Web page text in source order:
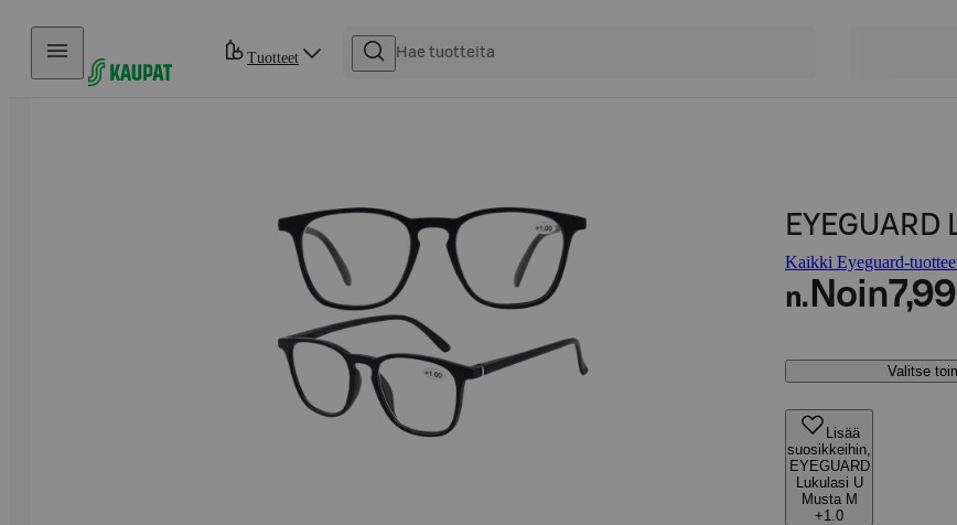
Hyppää sisältöön
Tuotteet
Kaikki Eyeguard-
n. Noin
Valitse
Lisää
suosikkeihin,
EYEGUARD
Lukulasi U
Musta M
+1.0